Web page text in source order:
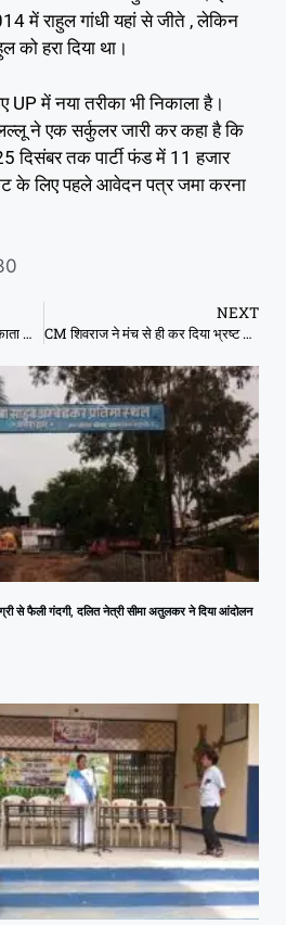
में राहुल गांधी यहां से जीते , लेकिन
को हरा दिया था।
में नया तरीका भी निकाला है।
ने एक सर्कुलर जारी कर कहा है कि
दिसंबर तक पार्टी फंड में 11 हजार
के लिए पहले आवेदन पत्र जमा करना
UP : योगी के विज्ञापन में लगी कोलकाता के मां फ्लाईओवर की फोटो
NEXT
CM शिवराज ने मंच से ही कर दिया भ्रष्ट अफसरों को सस्पेंड
से फैली गंदगी, दलित नेत्री सीमा अतुलकर ने दिया आंदोलन